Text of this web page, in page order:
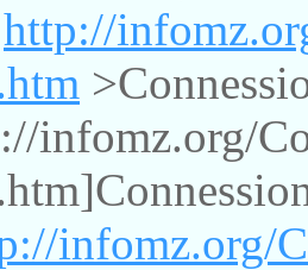
http://
infomz.org/
infomz.org/